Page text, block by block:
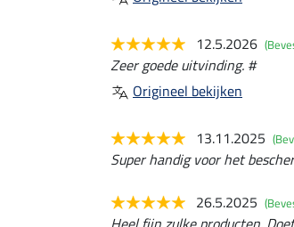
12.5.2026
Zeer goede uitvinding. #
Origineel bekijken
13.11.2025
Super handig voor het
26.5.2025